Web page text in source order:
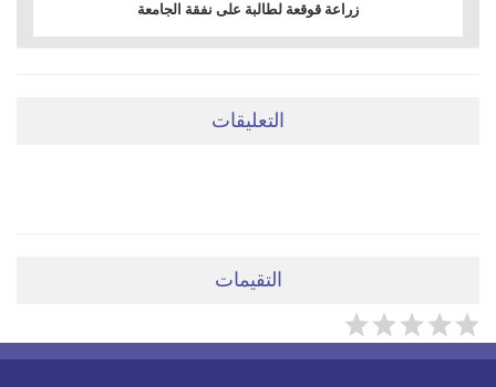
زراعة قوقعة لطالبة على نفقة الجامعة
التعليقات
التقيمات